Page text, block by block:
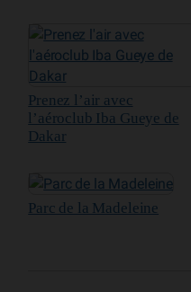
Prenez l’air avec
l’aéroclub Iba Gueye de
Dakar
Parc de la Madeleine